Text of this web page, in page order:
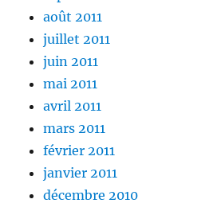
août 2011
juillet 2011
juin 2011
mai 2011
avril 2011
mars 2011
février 2011
janvier 2011
décembre 2010